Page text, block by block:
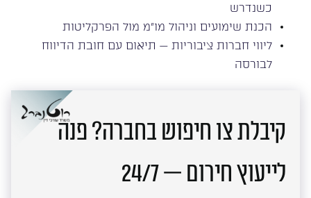
כשנדרש
הכנת שימועים וניהול מו”מ מול הפרקליטות
ליווי חברות ציבוריות — תיאום עם חובת הדיווח
לבורסה
קיבלת צו חיפוש בחברה? פנה
לייעוץ חירום — 24/7